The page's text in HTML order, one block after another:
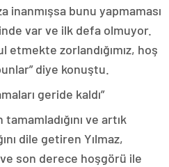
inanmışsa bunu yapmaması
var ve ilk defa olmuyor.
etmekte zorlandığımız, hoş
diye konuştu.
geride kaldı”
ve artık
dile getiren Yılmaz,
son derece hoşgörü ile